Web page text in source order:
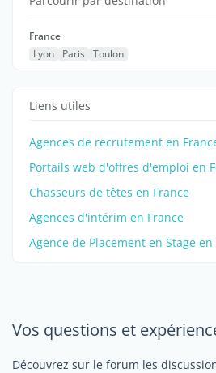
France
Lyon
Paris Toulon
Liens utiles
Agences de recrutement en
Portails web d'offres d'emploi en
Chasseurs de têtes en France
Agences d'intérim en France
Agence de Placement en Stage en
Vos questions et
Découvrez sur le forum les